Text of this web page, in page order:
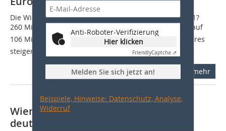
Anti-Roboter-Verifizierung
Hier klicken
FriendlyCaptcha ⇗
Melden Sie sich jetzt an!
Beispiele, Hinweise: Datenschutz, Analyse,
Widerruf
Die Wienerberger AG konnte den Konzernumsatz auf 1?
260 Mio.  und das operative Konzern-EBITDA um 5?% auf
106 Mio.  gegenüber der Vergleichsperiode des Vorjahres
steigern. Unter den widrigen...
mehr
Wienerberger mit Rekordumsatz und
deutlichem Gewinn